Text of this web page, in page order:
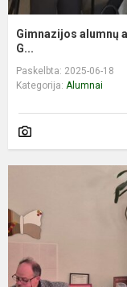
Gimnazijos alumnų
G...
Paskelbta: 2025-06-18
Kategorija: Alumnai